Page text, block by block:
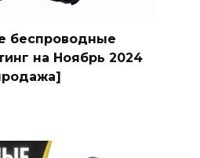
беспроводные
на Ноябрь 2024